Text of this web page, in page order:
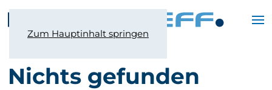
Zum Hauptinhalt springen
Nichts gefunden